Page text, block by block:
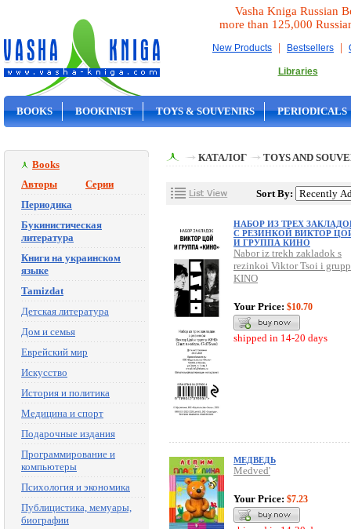
Vasha Kniga Russian
more than 125,000
New Products | Bestsellers |
Libraries
BOOKS BOOKINIST TOYS & SOUVENIRS PERIODICALS
Books
Авторы
Серии
Периодика
Букинистическая
литература
Книги на украинском
языке
Tamizdat
Детская литература
Дом и семья
Еврейский мир
Искусство
История и политика
Медицина и спорт
Подарочные издания
Программирование и
компьютеры
Психология и экономика
Публицистика, мемуары,
биографии
КАТАЛОГ TOYS AND
Sort By:
НАБОР ИЗ ТРЕХ
С РЕЗИНКОЙ ВИКТОР
И ГРУППА КИНО
Nabor iz trekh zakladok s
rezinkoi Viktor Tsoi i
KINO
Your Price: $10.70
shipped in 14-20 days
МЕДВЕДЬ
Medved'
Your Price: $7.23